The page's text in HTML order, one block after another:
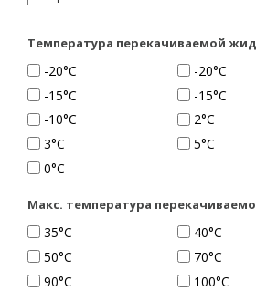
Температура перекачиваемой
-20°C
-20°С
-15°C
-15°С
-10°C
2°C
3°C
5°С
0°С
Макс. температура
35°С
40°C
50°C
70°C
90°C
100°C